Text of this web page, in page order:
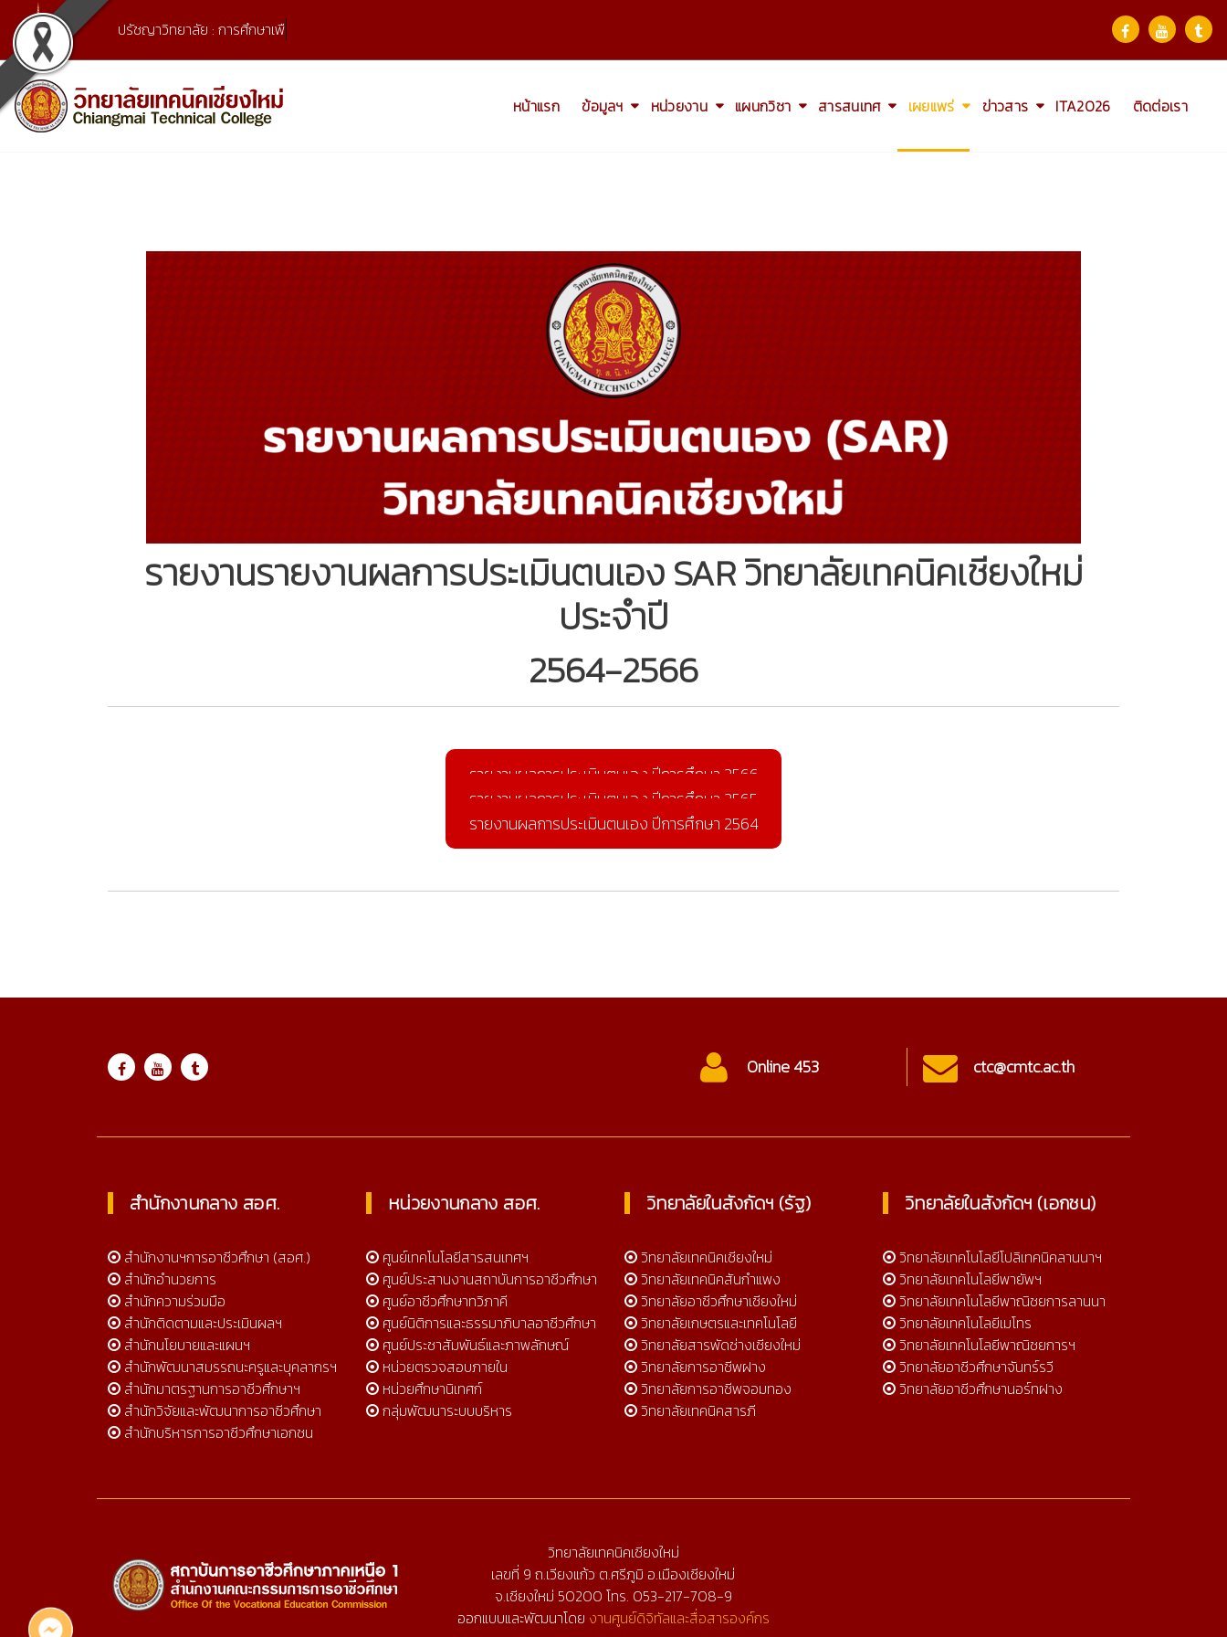
content
ปรัชญาวิทยาลัย : การศึกษาเพื่อ
หน้าแรก ข้อมูลฯ หน่วยงาน แผนกวิชา สารสนเทศ เผยแพร่ ข่าวสาร ITA2026 ติดต่อเรา
รายงานรายงานผลการประเมินตนเอง SAR วิทยาลัยเทคนิคเชียงใหม่
ประจำปี
2564-2566
รายงานผลการประเมินตนเอง ปีการศึกษา 2566
รายงานผลการประเมินตนเอง ปีการศึกษา 2565
รายงานผลการประเมินตนเอง ปีการศึกษา 2564
Online 453 ctc@cmtc.ac.th
สำนักงานกลาง สอศ.
สำนักงานฯการอาชีวศึกษา (สอศ.)
สำนักอำนวยการ
สำนักความร่วมมือ
สำนักติดตามและประเมินผลฯ
สำนักนโยบายและแผนฯ
สำนักพัฒนาสมรรถนะครูและบุคลากรฯ
สำนักมาตรฐานการอาชีวศึกษาฯ
สำนักวิจัยและพัฒนาการอาชีวศึกษา
สำนักบริหารการอาชีวศึกษาเอกชน
หน่วยงานกลาง สอศ.
ศูนย์เทคโนโลยีสารสนเทศฯ
ศูนย์ประสานงานสถาบันการอาชีวศึกษา
ศูนย์อาชีวศึกษาทวิภาคี
ศูนย์นิติการและธรรมาภิบาลอาชีวศึกษา
ศูนย์ประชาสัมพันธ์และภาพลักษณ์
หน่วยตรวจสอบภายใน
หน่วยศึกษานิเทศก์
กลุ่มพัฒนาระบบบริหาร
วิทยาลัยในสังกัดฯ (รัฐ)
วิทยาลัยเทคนิคเชียงใหม่
วิทยาลัยเทคนิคสันกำแพง
วิทยาลัยอาชีวศึกษาเชียงใหม่
วิทยาลัยเกษตรและเทคโนโลยี
วิทยาลัยสารพัดช่างเชียงใหม่
วิทยาลัยการอาชีพฝาง
วิทยาลัยการอาชีพจอมทอง
วิทยาลัยเทคนิคสารภี
วิทยาลัยในสังกัดฯ (เอกชน)
วิทยาลัยเทคโนโลยีโปลิเทคนิคลานนาฯ
วิทยาลัยเทคโนโลยีพายัพฯ
วิทยาลัยเทคโนโลยีพาณิชยการลานนา
วิทยาลัยเทคโนโลยีเมโทร
วิทยาลัยเทคโนโลยีพาณิชยการฯ
วิทยาลัยอาชีวศึกษาจันทร์รวี
วิทยาลัยอาชีวศึกษานอร์ทฝาง
วิทยาลัยเทคนิคเชียงใหม่
เลขที่ 9 ถ.เวียงแก้ว ต.ศรีภูมิ อ.เมืองเชียงใหม่
จ.เชียงใหม่ 50200 โทร. 053-217-708-9
ออกแบบและพัฒนาโดย งานศูนย์ดิจิทัลและสื่อสารองค์กร